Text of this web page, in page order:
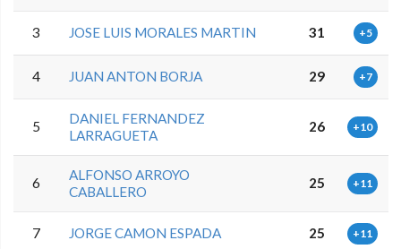
3 JOSE LUIS MORALES MARTIN 31 +5
4 JUAN ANTON BORJA 29 +7
5
DANIEL FERNANDEZ
LARRAGUETA
26 +10
6
ALFONSO ARROYO
CABALLERO
25 +11
7 JORGE CAMON ESPADA 25 +11